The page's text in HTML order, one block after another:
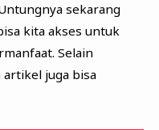
sekarang
kita akses untuk
Selain
artikel juga bisa